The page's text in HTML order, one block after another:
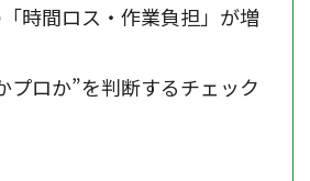
時間ロス・作業負担」が増
プロか”を判断するチェック